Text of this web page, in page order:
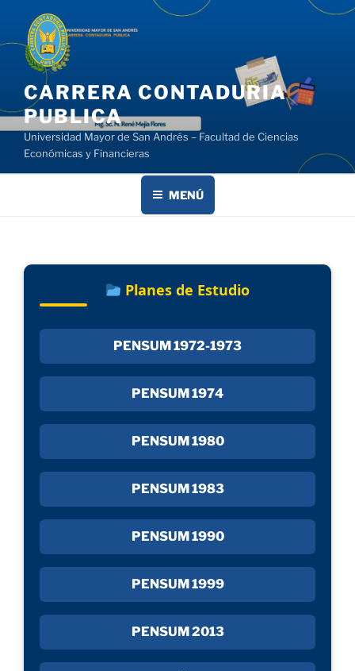
contenido
CARRERA CONTADURIA
PUBLICA
Universidad Mayor de San Andrés – Facultad de Ciencias
Económicas y Financieras
MENÚ
Planes de Estudio
PENSUM 1972-1973
PENSUM 1974
PENSUM 1980
PENSUM 1983
PENSUM 1990
PENSUM 1999
PENSUM 2013